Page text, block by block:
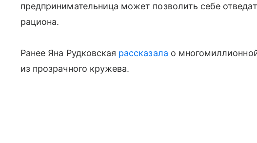
предпринимательница может позволить себе
рациона.
Ранее Яна Рудковская рассказала о
из прозрачного кружева.